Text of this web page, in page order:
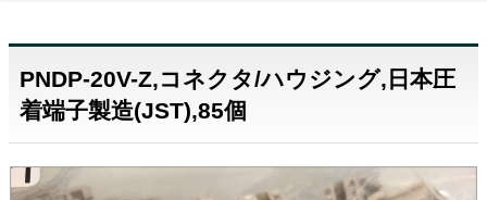
PNDP-20V-Z,コネクタ/ハウジング,日本圧
着端子製造(JST),85個